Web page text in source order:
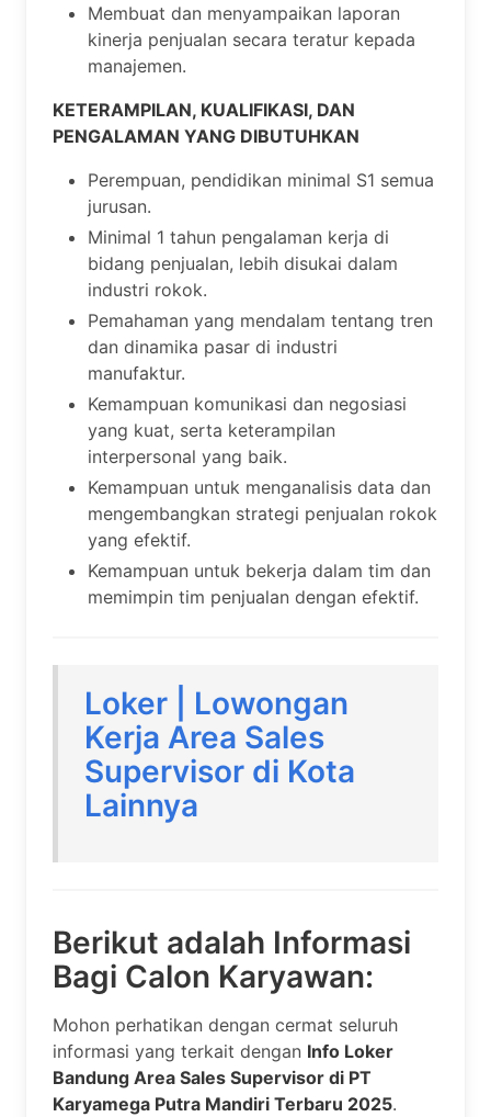
Membuat dan menyampaikan laporan
kinerja penjualan secara teratur kepada
manajemen.
KETERAMPILAN, KUALIFIKASI, DAN
PENGALAMAN YANG DIBUTUHKAN
Perempuan, pendidikan minimal S1 semua
jurusan.
Minimal 1 tahun pengalaman kerja di
bidang penjualan, lebih disukai dalam
industri rokok.
Pemahaman yang mendalam tentang tren
dan dinamika pasar di industri
manufaktur.
Kemampuan komunikasi dan negosiasi
yang kuat, serta keterampilan
interpersonal yang baik.
Kemampuan untuk menganalisis data dan
mengembangkan strategi penjualan rokok
yang efektif.
Kemampuan untuk bekerja dalam tim dan
memimpin tim penjualan dengan efektif.
Loker | Lowongan
Kerja Area Sales
Supervisor di Kota
Lainnya
Berikut adalah Informasi
Bagi Calon Karyawan:
Mohon perhatikan dengan cermat seluruh
informasi yang terkait dengan Info Loker
Bandung Area Sales Supervisor di PT
Karyamega Putra Mandiri Terbaru 2025.